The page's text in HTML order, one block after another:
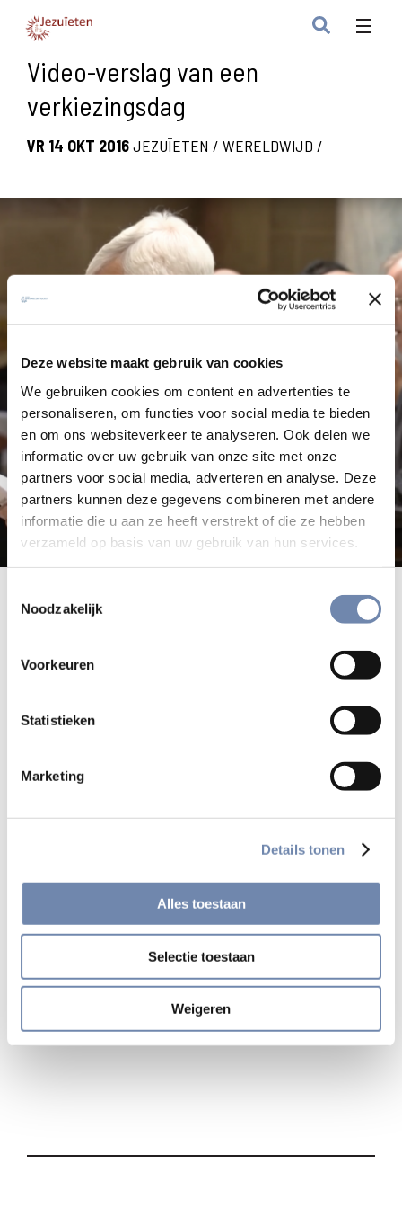
Deze website maakt gebruik van cookies
We gebruiken cookies om content en advertenties te
personaliseren, om functies voor social media te bieden
en om ons websiteverkeer te analyseren. Ook delen we
informatie over uw gebruik van onze site met onze
partners voor social media, adverteren en analyse. Deze
partners kunnen deze gegevens combineren met andere
informatie die u aan ze heeft verstrekt of die ze hebben
verzameld op basis van uw gebruik van hun services.
Noodzakelijk
Voorkeuren
Statistieken
Marketing
Details tonen
Alles toestaan
Selectie toestaan
Weigeren
Video-verslag van een
verkiezingsdag
VR 14 OKT 2016JEZUÏETEN / WERELDWIJD /
14 oktober 2016 in de generale curie
Arturo
generale overste van de
Bekijk alle nieuwsberichten